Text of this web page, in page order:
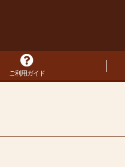
ご利用ガイド